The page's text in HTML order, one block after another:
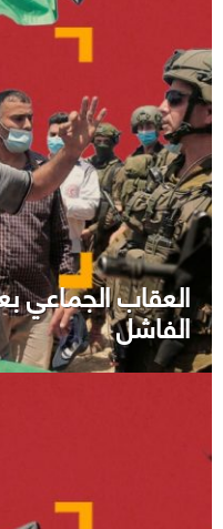
العقاب الجماعي
الفاشل